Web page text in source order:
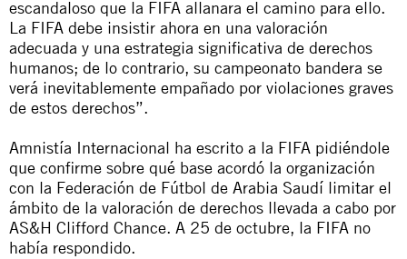
escandaloso que la FIFA allanara el camino para ello.
La FIFA debe insistir ahora en una valoración
adecuada y una estrategia significativa de derechos
humanos; de lo contrario, su campeonato bandera se
verá inevitablemente empañado por violaciones graves
de estos derechos”.
Amnistía Internacional ha escrito a la FIFA pidiéndole
que confirme sobre qué base acordó la organización
con la Federación de Fútbol de Arabia Saudí limitar el
ámbito de la valoración de derechos llevada a cabo por
AS&H Clifford Chance. A 25 de octubre, la FIFA no
había respondido.